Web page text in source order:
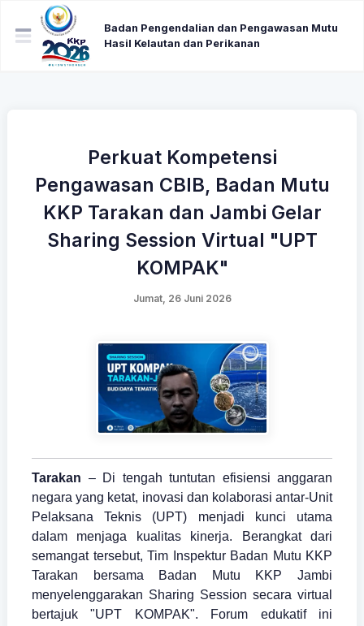
Badan Pengendalian dan Pengawasan Mutu
Hasil Kelautan dan Perikanan
Perkuat Kompetensi
Pengawasan CBIB, Badan Mutu
KKP Tarakan dan Jambi Gelar
Sharing Session Virtual "UPT
KOMPAK"
Jumat, 26 Juni 2026
Tarakan – Di tengah tuntutan efisiensi anggaran
negara yang ketat, inovasi dan kolaborasi antar-Unit
Pelaksana Teknis (UPT) menjadi kunci utama
dalam menjaga kualitas kinerja. Berangkat dari
semangat tersebut, Tim Inspektur Badan Mutu KKP
Tarakan bersama Badan Mutu KKP Jambi
menyelenggarakan Sharing Session secara virtual
bertajuk "UPT KOMPAK". Forum edukatif ini